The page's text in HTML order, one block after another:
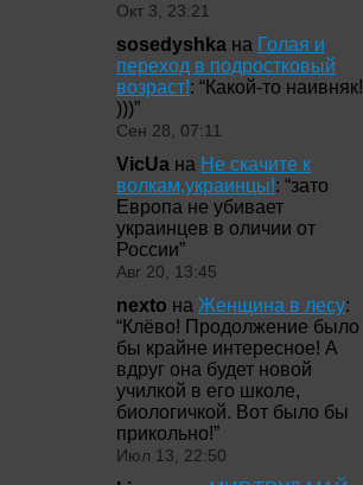
Окт 3, 23:21
sosedyshka на Голая и
переход в подростковый
возраст!: “Какой-то наивняк!
)))”
Сен 28, 07:11
VicUa на Не скачите к
волкам,украинцы!: “зато
Европа не убивает
украинцев в оличии от
России”
Авг 20, 13:45
nexto на Женщина в лесу:
“Клёво! Продолжение было
бы крайне интересное! А
вдруг она будет новой
училкой в его школе,
биологичкой. Вот было бы
прикольно!”
Июл 13, 22:50